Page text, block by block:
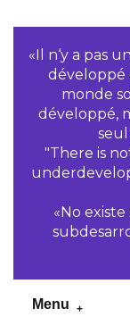
«Il n‘y a pas
développé
monde
développé,
"There is
«No
Menu